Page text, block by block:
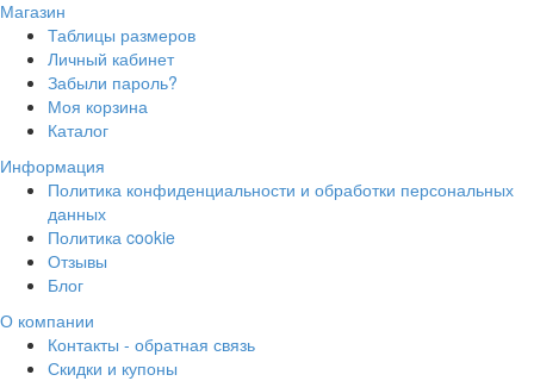
Магазин
Таблицы размеров
Личный кабинет
Забыли пароль?
Моя корзина
Каталог
Информация
Политика конфиденциальности и обработки персональных
данных
Политика cookie
Отзывы
Блог
О компании
Контакты - обратная связь
Скидки и купоны